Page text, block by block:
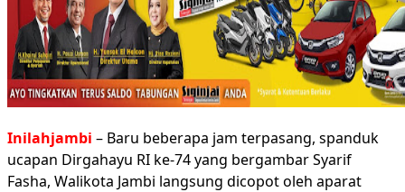
Inilahjambi – Baru beberapa jam terpasang, spanduk
ucapan Dirgahayu RI ke-74 yang bergambar Syarif
Fasha, Walikota Jambi langsung dicopot oleh aparat